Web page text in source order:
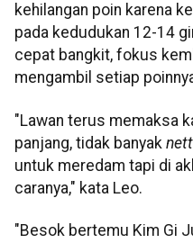
kehilangan poin karena
pada kedudukan 12-14
cepat bangkit, fokus
mengambil setiap
"Lawan terus memaksa
panjang, tidak banyak
untuk meredam tapi di
caranya," kata Leo.
"Besok bertemu Kim Gi